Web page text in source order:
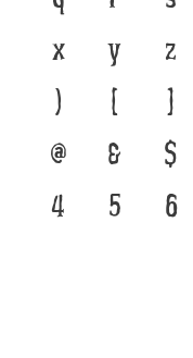
x
y z
)
[ ]
@
& $
4
5 6